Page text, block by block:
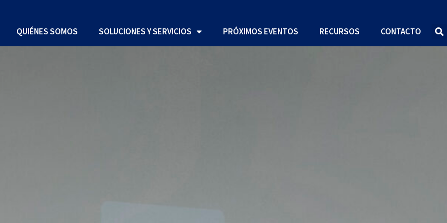
QUIÉNES SOMOS SOLUCIONES Y SERVICIOS PRÓXIMOS EVENTOS RECURSOS CONTACTO